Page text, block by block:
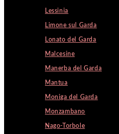
Lessinia
Limone sul Garda
Lonato del Garda
Malcesine
Manerba del Garda
Mantua
Moniga del Garda
Monzambano
Nago-Torbole